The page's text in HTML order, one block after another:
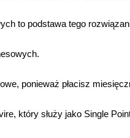
to podstawa tego
ponieważ płacisz
który służy jako Single